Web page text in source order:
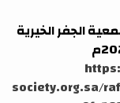
الجفر الخيرية
society.org.sa/